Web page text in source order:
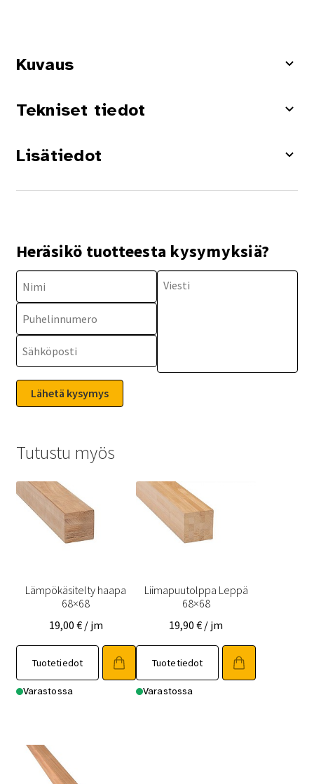
Kuvaus
Tekniset tiedot
Lisätiedot
Heräsikö tuotteesta kysymyksiä?
Tutustu myös
Lämpökäsitelty haapa
68×68
19,00 € / jm
Tuotetiedot
Tällä
tuotteella
on
tehdä
valinnat
Varastossa
Liimapuutolppa Leppä
68×68
19,90€ / jm
Tuotetiedot
Tällä
tuotteella
onVarastossa